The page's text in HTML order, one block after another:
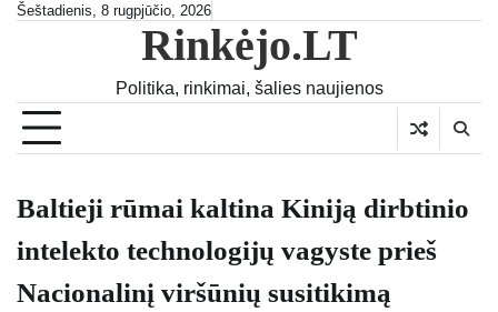
SkipŠeštadienis, 8 rugpjūčio, 2026
Rinkėjo.LT
Politika, rinkimai, šalies naujienos
Baltieji rūmai kaltina Kiniją dirbtinio
intelekto technologijų vagyste prieš
Nacionalinį viršūnių susitikimą